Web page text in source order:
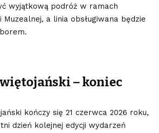
wyjątkową podróż w ramach
Muzealnej, a linia obsługiwana będzie
– koniec
kończy się 21 czerwca 2026 roku,
dzień kolejnej edycji wydarzeń